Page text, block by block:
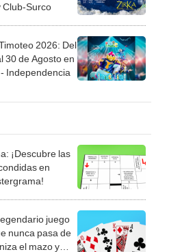
Club-Surco
2026: Del
30 de Agosto en
Independencia
¡Descubre las
en
juego
nunca pasa de
el mazo y